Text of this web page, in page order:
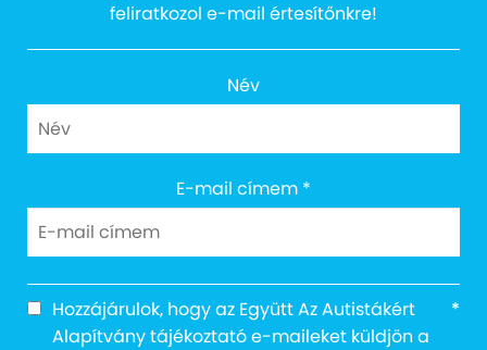
feliratkozol e-mail értesítőnkre!
Név
E-mail címem *
Hozzájárulok, hogy az Együtt Az Autistákért
Alapítvány tájékoztató e-maileket küldjön a
*